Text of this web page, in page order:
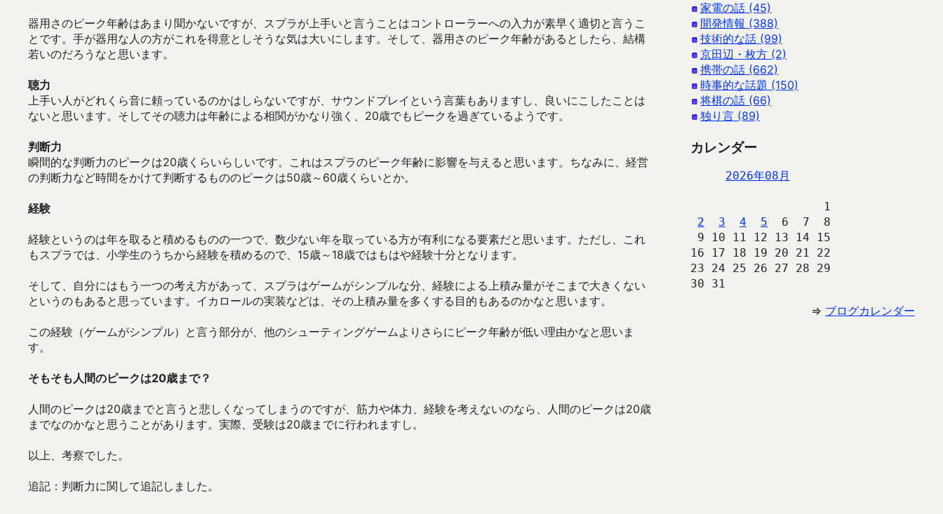
器用さのピーク年齢はあまり聞かないですが、スプラが上手いと言うことはコントローラーへの入力が素早く適切と言うこ
とです。手が器用な人の方がこれを得意としそうな気は大いにします。そして、器用さのピーク年齢があるとしたら、結構
若いのだろうなと思います。
聴力
上手い人がどれくら音に頼っているのかはしらないですが、サウンドプレイという言葉もありますし、良いにこしたことは
ないと思います。そしてその聴力は年齢による相関がかなり強く、20歳でもピークを過ぎているようです。
判断力
瞬間的な判断力のピークは20歳くらいらしいです。これはスプラのピーク年齢に影響を与えると思います。ちなみに、経営
の判断力など時間をかけて判断するもののピークは50歳～60歳くらいとか。
経験
経験というのは年を取ると積めるものの一つで、数少ない年を取っている方が有利になる要素だと思います。ただし、これ
もスプラでは、小学生のうちから経験を積めるので、15歳～18歳ではもはや経験十分となります。
そして、自分にはもう一つの考え方があって、スプラはゲームがシンプルな分、経験による上積み量がそこまで大きくない
というのもあると思っています。イカロールの実装などは、その上積み量を多くする目的もあるのかなと思います。
この経験（ゲームがシンプル）と言う部分が、他のシューティングゲームよりさらにピーク年齢が低い理由かなと思いま
す。
そもそも人間のピークは20歳まで？
人間のピークは20歳までと言うと悲しくなってしまうのですが、筋力や体力、経験を考えないのなら、人間のピークは20歳
までなのかなと思うことがあります。実際、受験は20歳までに行われますし。
以上、考察でした。
追記：判断力に関して追記しました。
家電の話 (45)
開発情報 (388)
技術的な話 (99)
京田辺・枚方 (2)
携帯の話 (662)
時事的な話題 (150)
将棋の話 (66)
独り言 (89)
カレンダー
2026年08月
                   1
2
3 4 5
  6  7  8
9 10 11 12 13 14 15
16 17 18 19 20 21 22
23 24 25 26 27 28 29
30 31
⇒ ブログカレンダー